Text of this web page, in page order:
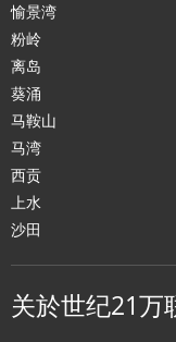
愉景湾
粉岭
离岛
葵涌
马鞍山
马湾
西贡
上水
沙田
关於世纪21万